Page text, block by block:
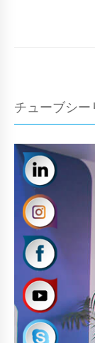
チューブシ